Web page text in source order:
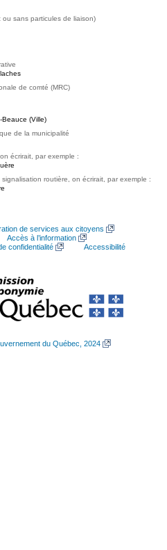
ou sans particules de liaison)
de comté (MRC)
(Ville)
de la municipalité
écrirait, par exemple :
routière, on écrirait, par exemple :
de services aux citoyens
Accès à l’information
confidentialité
Accessibilité
du Québec, 2024